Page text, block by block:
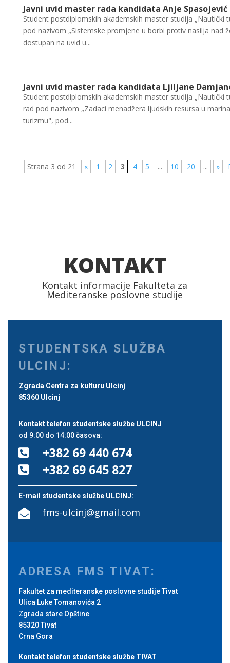
Javni uvid master rada kandidata Anje Spasojević
Student postdiplomskih akademskih master studija
pod nazivom „Sistemske promjene u borbi protiv nasilja
dostupan na uvid u...
Javni uvid master rada kandidata Ljiljane
Student postdiplomskih akademskih master studija
rad pod nazivom „Zadaci menadžera ljudskih resursa u
turizmu", pod...
Strana 3 od 21 « 1 2 3 4 5 ... 10 20 ... »
KONTAKT
Kontakt informacije Fakulteta za
Mediteranske poslovne studije
STUDENTSKA SLUŽBA
ULCINJ:
Zgrada Centra za kulturu Ulcinj
85360 Ulcinj
Kontakt telefon studentske službe ULCINJ
od 9:00 do 14:00 časova:
 +382 69 440 674
 +382 69 645 827
E-mail studentske službe ULCINJ:
 fms-ulcinj@gmail.com
ADRESA FMS TIVAT:
Fakultet za mediteranske poslovne studije Tivat
Ulica Luke Tomanovića 2
Zgrada stare Opštine
85320 Tivat
Crna Gora
Kontakt telefon studentske službe TIVAT